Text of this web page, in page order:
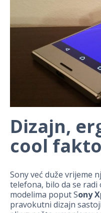
Dizajn,
cool
Sony već duže vrijeme
telefona, bilo da se radi
modelima poput Sony
pravokutni dizajn